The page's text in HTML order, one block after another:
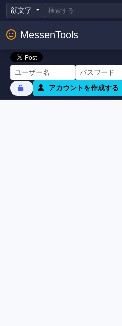
顔文字
MessenTools
アカウントを作成する